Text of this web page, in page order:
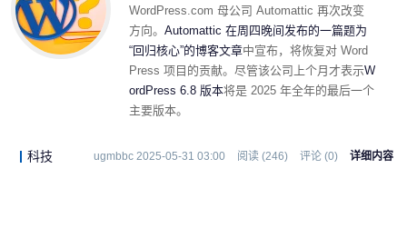
WordPress.com 母公司 Automattic 再次改变
方向。 Automattic 在周四晚间发布的一篇题为
“回归核心”的博客文章中宣布，将恢复对 Word
Press 项目的贡献。尽管该公司上个月才表示W
ordPress 6.8 版本将是 2025 年全年的最后一个
主要版本。
科技 ugmbbc 2025-05-31 03:00 阅读 (246) 评论 (0) 详细内容